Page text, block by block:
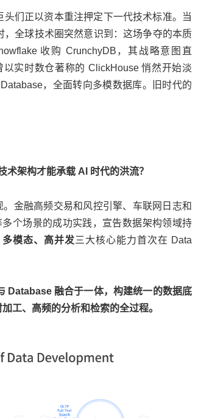
们正以资本重注押定下一代技术标准。当
全球技术圈突然意识到：这场争夺的本质
收购 CrunchyDB，其战略意图直
实时数仓著称的 ClickHouse 悄然开始淡
，全面转向多模数据库。旧时代的
术架构才能承载 AI 时代的洪流？
金融高频交易和风控引擎、车联网日志和
个场景的成功实践，宣告数据架构领域持
模态、高并发三大核心能力首次在 Data
Database 融合于一体，构建统一的数据底
工、高频的分析和检索的全过程。